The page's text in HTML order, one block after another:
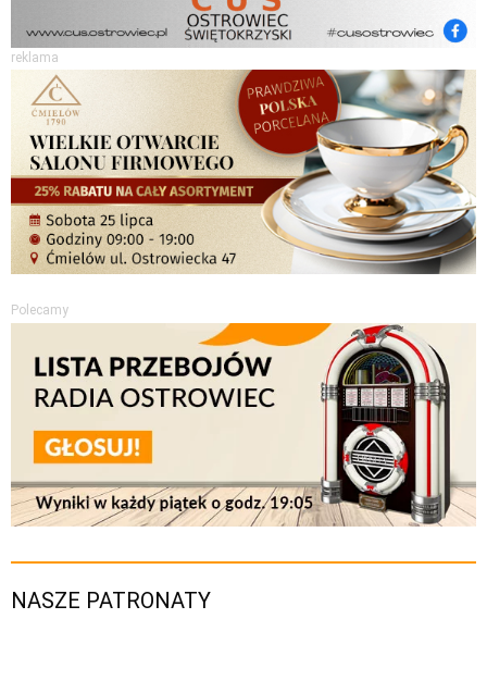
reklama
Polecamy
NASZE PATRONATY